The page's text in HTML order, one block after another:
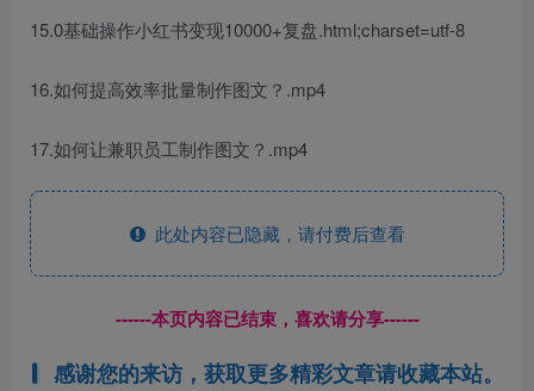
15.0基础操作小红书变现10000+复盘.html;charset=utf-8
16.如何提高效率批量制作图文？.mp4
17.如何让兼职员工制作图文？.mp4
此处内容已隐藏，请付费后查看
------本页内容已结束，喜欢请分享------
感谢您的来访，获取更多精彩文章请收藏本站。